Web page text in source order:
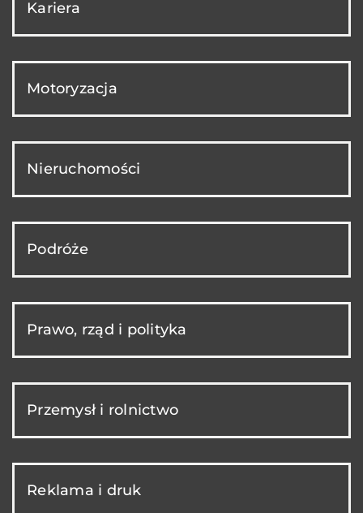
Kariera
Motoryzacja
Nieruchomości
Podróże
Prawo, rząd i polityka
Przemysł i rolnictwo
Reklama i druk